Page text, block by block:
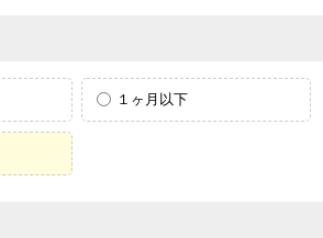
１ヶ月以下